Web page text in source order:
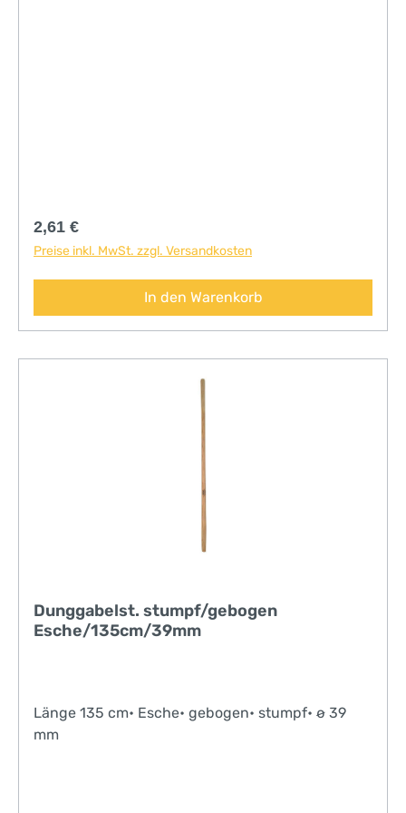
Regulärer Preis:
2,61 €
Preise inkl. MwSt. zzgl. Versandkosten
In den Warenkorb
Dunggabelst. stumpf/gebogen
Esche/135cm/39mm
Länge 135 cm• Esche• gebogen• stumpf• ø 39
mm